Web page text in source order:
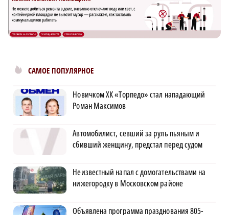
САМОЕ ПОПУЛЯРНОЕ
Новичком ХК «Торпедо» стал нападающий
Роман Максимов
Автомобилист, севший за руль пьяным и
сбивший женщину, предстал перед судом
Неизвестный напал с домогательствами на
нижегородку в Московском районе
Объявлена программа празднования 805-